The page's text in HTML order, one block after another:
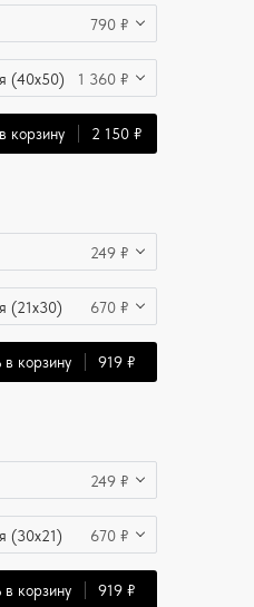
790 ₽
(40x50) 1 360 ₽
корзину 2 150 ₽
249 ₽
(21x30) 670 ₽
корзину 919 ₽
249 ₽
(30x21) 670 ₽
корзину 919 ₽